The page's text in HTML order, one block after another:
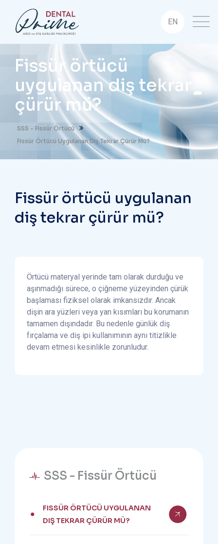
EN
Fissür örtücü
uygulanan diş tekrar
çürür mü?
SSS - Fissür Örtücü
Fissür Örtücü Uygulanan Diş Tekrar Çürür Mü?
Fissür örtücü uygulanan
diş tekrar çürür mü?
Örtücü materyal yerinde tam olarak durduğu ve
aşınmadığı sürece, o çiğneme yüzeyinden çürük
başlaması fiziksel olarak imkansızdır. Ancak
dişin ara yüzleri veya yan kısımları bu korumanın
tamamen dışındadır. Bu nedenle günlük diş
fırçalama ve diş ipi kullanımının aynı titizlikle
devam etmesi kesinlikle zorunludur.
SSS - Fissür Örtücü
FISSÜR ÖRTÜCÜ UYGULANAN
DIŞ TEKRAR ÇÜRÜR MÜ?